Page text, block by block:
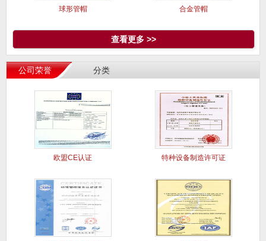
球形管帽 合金管帽
查看更多 >>
公司荣誉 分类
欧盟CE认证 特种设备制造许可证